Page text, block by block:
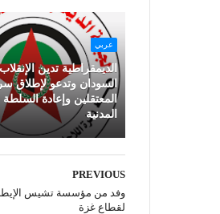
عربي
الديمقراطية تدين
السودان وتدعو لإطلاق
المعتقلين وإعادة
المدنية
PREVIOUS
وفد من مؤسسة تشيس
لقطاع غزة